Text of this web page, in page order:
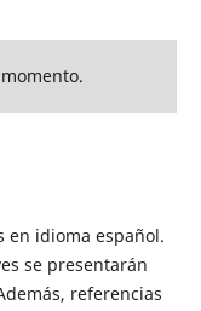
en idioma español.
se presentarán
referencias